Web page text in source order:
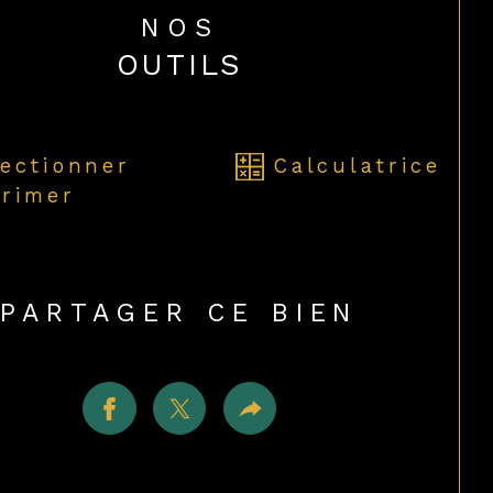
NOS
OUTILS
Calculatrice
PARTAGER CE BIEN